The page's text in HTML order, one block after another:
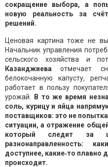
сокращение выбора, а
новую реальность за
решений.
Ценовая картина тоже не
Начальник управления
сельского хозяйства и
Казанджиева отмечает
белокочанную капусту,
работает в пользу
урожай.
В то же время
соль, курицу и яйца
поставщиков: это не
ситуации, а отражение
который следит за
разнонаправленность:
доступнее, какие‑то плавно
происходит.